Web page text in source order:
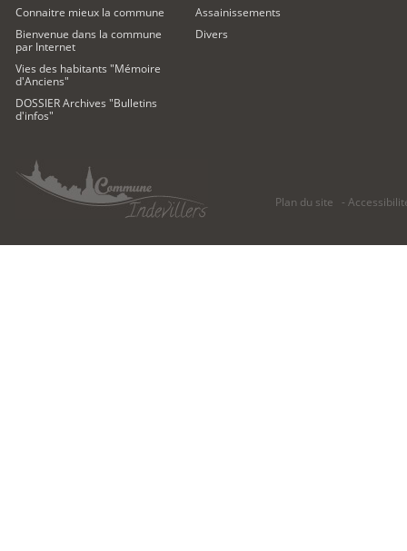
Connaitre mieux la commune
Bienvenue dans la commune
par Internet
Vies des habitants "Mémoire
d'Anciens"
DOSSIER Archives "Bulletins
d'infos"
Assainissements
Divers
Plan du site